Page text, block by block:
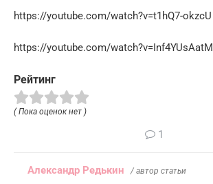
https://youtube.com/watch?v=t1hQ7-okzcU
https://youtube.com/watch?v=Inf4YUsAatM
Рейтинг
( Пока оценок нет )
1
Александр Редькин / автор статьи